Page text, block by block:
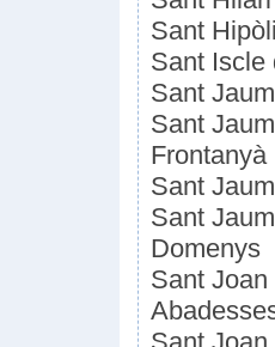
Sant
Sant Iscle
Sant
Sant
Frontanyà
Sant
Sant
Domenys
Sant Joan